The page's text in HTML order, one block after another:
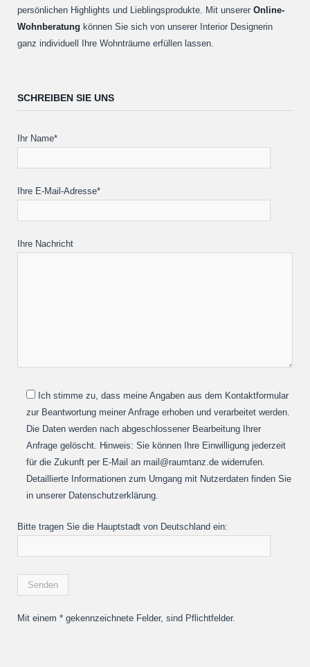
persönlichen Highlights und Lieblingsprodukte. Mit unserer Online-
Wohnberatung können Sie sich von unserer Interior Designerin
ganz individuell Ihre Wohnträume erfüllen lassen.
SCHREIBEN SIE UNS
Ihr Name*
Ihre E-Mail-Adresse*
Ihre Nachricht
Ich stimme zu, dass meine Angaben aus dem Kontaktformular
zur Beantwortung meiner Anfrage erhoben und verarbeitet werden.
Die Daten werden nach abgeschlossener Bearbeitung Ihrer
Anfrage gelöscht. Hinweis: Sie können Ihre Einwilligung jederzeit
für die Zukunft per E-Mail an mail@raumtanz.de widerrufen.
Detaillierte Informationen zum Umgang mit Nutzerdaten finden Sie
in unserer Datenschutzerklärung.
Bitte tragen Sie die Hauptstadt von Deutschland ein:
Mit einem * gekennzeichnete Felder, sind Pflichtfelder.